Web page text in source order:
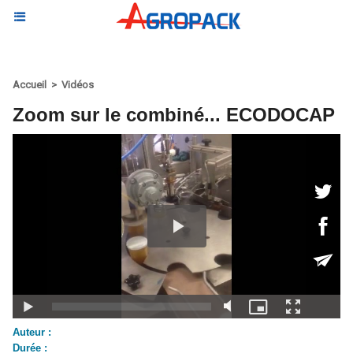
Accueil > Vidéos
Zoom sur le combiné... ECODOCAP
Auteur :
Durée :